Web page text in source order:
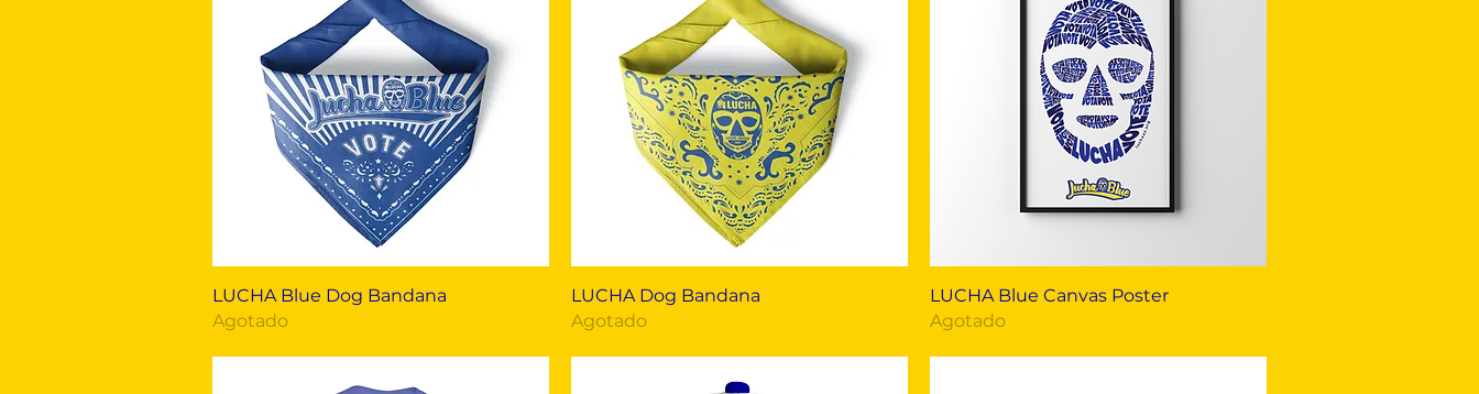
Vista rápida
LUCHA Blue Dog Bandana
Agotado
Vista rápida
LUCHA Dog Bandana
Agotado
Vista rápida
LUCHA Blue Canvas Poster
Agotado